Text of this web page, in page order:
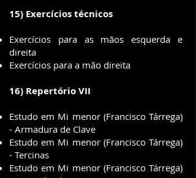
15) Exercícios técnicos
Exercícios para as mãos esquerda e
direita
Exercícios para a mão direita
16) Repertório VII
Estudo em Mi menor (Francisco Tárrega)
- Armadura de Clave
Estudo em Mi menor (Francisco Tárrega)
- Tercinas
Estudo em Mi menor (Francisco Tárrega)